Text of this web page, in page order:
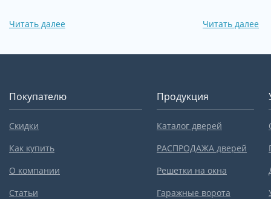
Читать далее Читать далее
Покупателю
Скидки
Как купить
О компании
Статьи
Продукция
Каталог дверей
РАСПРОДАЖА дверей
Решетки на окна
Гаражные ворота